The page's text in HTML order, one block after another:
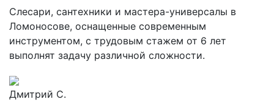
Слесари, сантехники и мастера-универсалы в
Ломоносове, оснащенные современным
инструментом, с трудовым стажем от 6 лет
выполнят задачу различной сложности.
Дмитрий С.